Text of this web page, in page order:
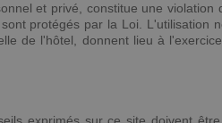
et privé, constitue une
protégés par la Loi.
de l'hôtel, donnent lieu à